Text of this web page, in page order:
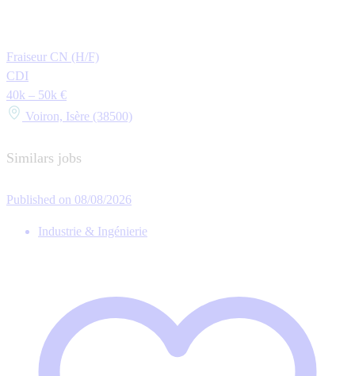
Fraiseur CN (H/F)
CDI
40k – 50k €
Voiron, Isère (38500)
Similars jobs
Published on 08/08/2026
Industrie & Ingénierie